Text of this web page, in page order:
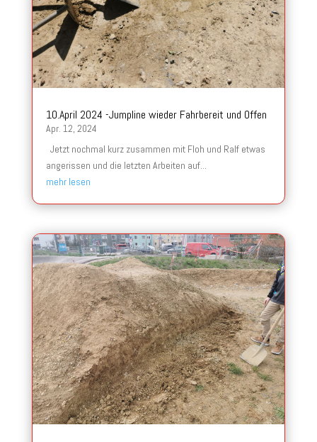
10.April 2024 -Jumpline wieder Fahrbereit und Offen
Apr. 12, 2024
Jetzt nochmal kurz zusammen mit Floh und Ralf etwas
angerissen und die letzten Arbeiten auf...
mehr lesen